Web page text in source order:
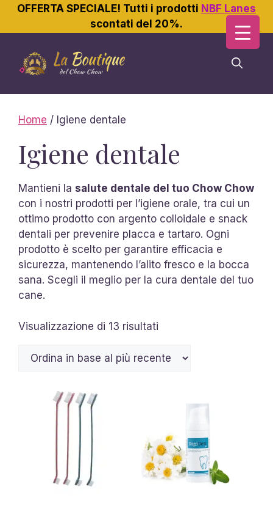
OFFERTA SPECIALE! Tutti i prodotti NBF Lanes
scontati del 20%.
contenuto
Home / Igiene dentale
Igiene dentale
Mantieni la salute dentale del tuo Chow Chow
con i nostri prodotti per l’igiene orale, tra cui un
ottimo prodotto con argento colloidale e snack
dentali per prevenire placca e tartaro. Ogni
prodotto è scelto per garantire efficacia e
sicurezza, mantenendo l’alito fresco e la bocca
sana. Scegli il meglio per la cura dentale del tuo
cane.
Visualizzazione di 13 risultati
base
recente